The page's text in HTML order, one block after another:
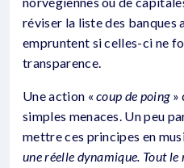
réviser la liste des banques
empruntent si celles-ci ne
transparence.
Une action «coup de poing »
simples menaces. Un peu
mettre ces principes en
une réelle dynamique. Tout le